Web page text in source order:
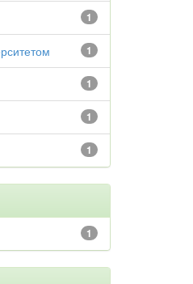
1
1
1
1
1
1